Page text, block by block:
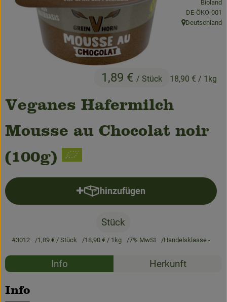
Obst & Gemüse
Bäckerei
Kühltheke
Getränke
Drogerie & Haushalt
💜 Schnupperangebot
🍎 Bio-Jobkiste
Blog
Veganes Hafermilch
Mousse au Chocolat noir
(100g)
1,89 € / Stück 18,90 € / 1kg
Bioland
, Kontrollstelle:
DE-ÖKO-001
, Herkunft:
Deutschland
hinzufügen
Produkt zum Warenkorb
Stück
#3012 1,89 € / Stück 18,90 € / 1kg 7% MwSt Handelsklasse -
Rezepte
Info Herkunft
Info